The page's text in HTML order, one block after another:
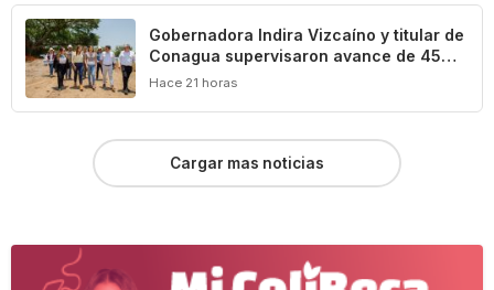
Gobernadora Indira Vizcaíno y titular de
Conagua supervisaron avance de 45%
en la construcción del acueducto ‘Agua
Hace 21 horas
Cargar mas noticias